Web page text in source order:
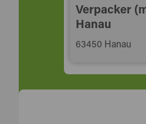
Verpacker
Hanau
63450 Hanau